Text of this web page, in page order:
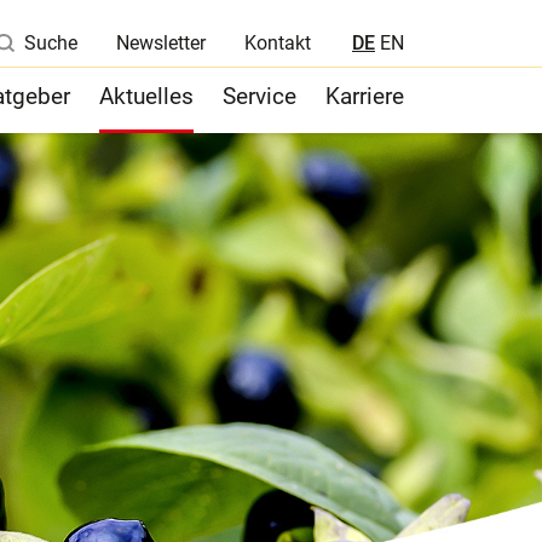
Suche Newsletter Kontakt DE EN
Nachhaltigkeit
Aktuelles Service Karriere
Qualitätskontrolle
Registrierung / Zulassung / Med.
Wissenschaften